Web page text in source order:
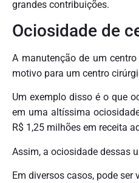
grandes contribuições.
Ociosidade de
A manutenção de um
motivo para um centro
Um exemplo disso é o que
em uma altíssima
R$ 1,25 milhões em receita
Assim, a ociosidade dessas
Em diversos casos, pode